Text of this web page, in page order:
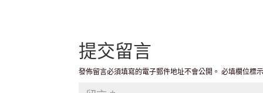
提交留言
發佈留言必須填寫的電子郵件地址不會公開。 必填欄位標